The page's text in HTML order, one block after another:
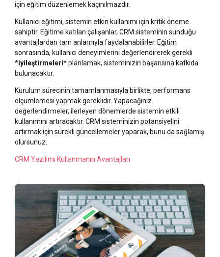
için eğitim düzenlemek kaçınılmazdır.
Kullanıcı eğitimi, sistemin etkin kullanımı için kritik öneme
sahiptir. Eğitime katılan çalışanlar, CRM sisteminin sunduğu
avantajlardan tam anlamıyla faydalanabilirler. Eğitim
sonrasında, kullanıcı deneyimlerini değerlendirerek gerekli
*iyileştirmeleri* planlamak, sisteminizin başarısına katkıda
bulunacaktır.
Kurulum sürecinin tamamlanmasıyla birlikte, performans
ölçümlemesi yapmak gereklidir. Yapacağınız
değerlendirmeler, ilerleyen dönemlerde sistemin etkili
kullanımını artıracaktır. CRM sisteminizin potansiyelini
artırmak için sürekli güncellemeler yaparak, bunu da sağlamış
olursunuz.
CRM Yazılımı Kullanmanın Avantajları